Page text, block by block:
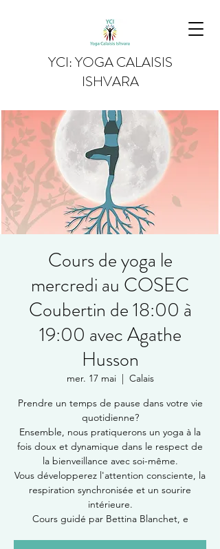
YCI: YOGA CALAISIS
ISHVARA
Cours de yoga le
mercredi au COSEC
Coubertin de 18:00 à
19:00 avec Agathe
Husson
mer. 17 mai
  |
Calais
Prendre un temps de pause dans votre vie
quotidienne?
Ensemble, nous pratiquerons un yoga à la
fois doux et dynamique dans le respect de
la bienveillance avec soi-même.
Vous développerez l'attention consciente, la
respiration synchronisée et un sourire
intérieure.
Cours guidé par Bettina Blanchet, e